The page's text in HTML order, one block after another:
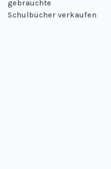
gebrauchte
Schulbücher verkaufen